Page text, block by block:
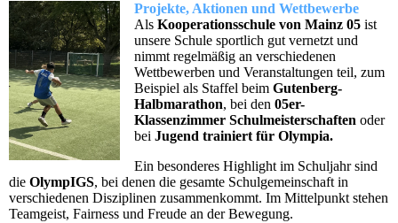
Projekte, Aktionen und Wettbewerbe
Als Kooperationsschule von Mainz 05ist
unsere Schule sportlich gut vernetzt und
nimmt regelmäßig an verschiedenen
Wettbewerben und Veranstaltungen teil, zum
Beispiel als Staffel beim Gutenberg-
Halbmarathon, bei den 05er-
Klassenzimmer Schulmeisterschaften oder
bei Jugend trainiert für Olympia.
Ein besonderes Highlight im Schuljahr sind
die OlympIGS, bei denen die gesamte Schulgemeinschaft in
verschiedenen Disziplinen zusammenkommt. Im Mittelpunkt stehen
Teamgeist, Fairness und Freude an der Bewegung.